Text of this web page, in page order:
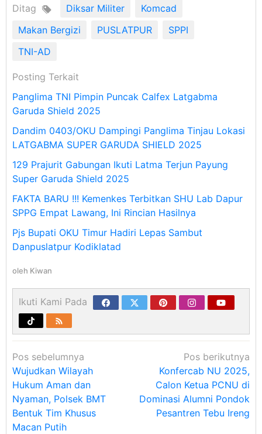
Ditag Diksar Militer
Komcad
Makan Bergizi
PUSLATPUR
SPPI
TNI-AD
Posting Terkait
Panglima TNI Pimpin Puncak Calfex Latgabma
Garuda Shield 2025
Dandim 0403/OKU Dampingi Panglima Tinjau Lokasi
LATGABMA SUPER GARUDA SHIELD 2025
129 Prajurit Gabungan Ikuti Latma Terjun Payung
Super Garuda Shield 2025
FAKTA BARU !!! Kemenkes Terbitkan SHU Lab Dapur
SPPG Empat Lawang, Ini Rincian Hasilnya
Pjs Bupati OKU Timur Hadiri Lepas Sambut
Danpuslatpur Kodiklatad
oleh Kiwan
Ikuti Kami Pada
Navigasi
pos
Pos sebelumnya
Wujudkan Wilayah
Hukum Aman dan
Nyaman, Polsek BMT
Bentuk Tim Khusus
Macan Putih
Pos berikutnya
Konfercab NU 2025,
Calon Ketua PCNU di
Dominasi Alumni Pondok
Pesantren Tebu Ireng